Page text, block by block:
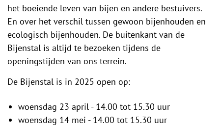
het boeiende leven van bijen en andere bestuivers.
En over het verschil tussen gewoon bijenhouden en
ecologisch bijenhouden. De buitenkant van de
Bijenstal is altijd te bezoeken tijdens de
openingstijden van ons terrein.
De Bijenstal is in 2025 open op:
woensdag 23 april - 14.00 tot 15.30 uur
woensdag 14 mei - 14.00 tot 15.30 uur